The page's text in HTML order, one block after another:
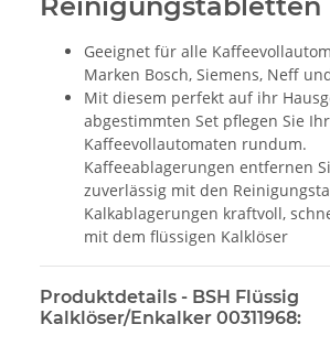
Geeignet für alle
Marken Bosch, Siemens, Neff
Mit diesem perfekt auf ihr
abgestimmten Set pflegen Sie
Kaffeevollautomaten rundum.
Kaffeeablagerungen entfernen
zuverlässig mit den
Kalkablagerungen kraftvoll,
mit dem flüssigen Kalklöser
Produktdetails - BSH Flüssig
Kalklöser/Enkalker 00311968: